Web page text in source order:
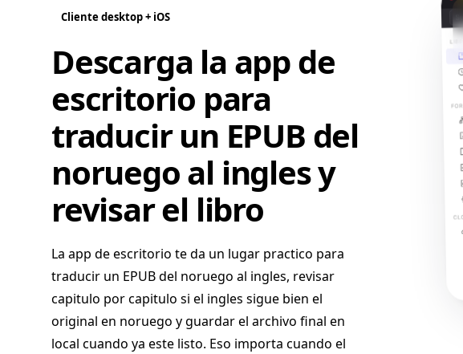
Cliente desktop + iOS
Descarga la app de
escritorio para
traducir un EPUB del
noruego al ingles y
revisar el libro
La app de escritorio te da un lugar practico para
traducir un EPUB del noruego al ingles, revisar
capitulo por capitulo si el ingles sigue bien el
original en noruego y guardar el archivo final en
local cuando ya este listo. Eso importa cuando el